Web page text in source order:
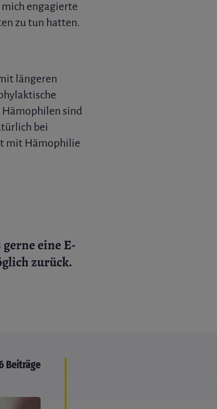
engagierte
zu tun hatten.
längeren
sind
bei
mit Hämophilie
eine E-
zurück.
Beiträge